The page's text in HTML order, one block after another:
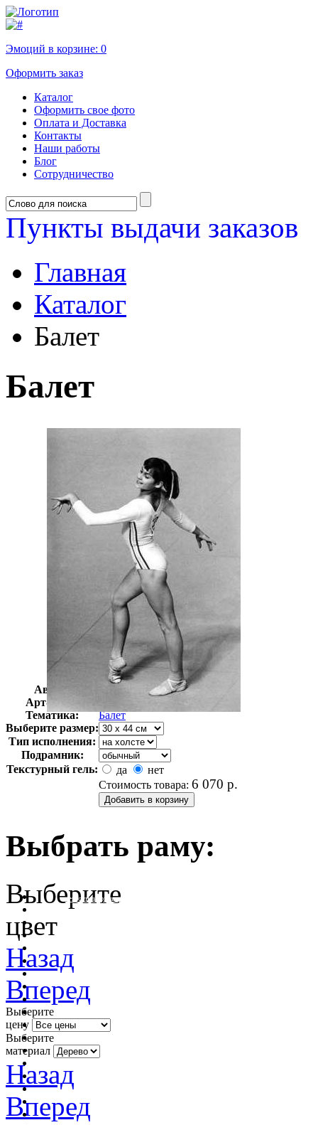
Эмоций в корзине: 0
Оформить заказ
Каталог
Оформить свое фото
Оплата и Доставка
Контакты
Наши работы
Блог
Сотрудничество
Пункты выдачи заказов
Главная
Каталог
Балет
Балет
Автор:
Неизвестно
Арт-стиль
Ретро-Фотографии
Тематика:
Балет
Выберите размер:
Тип исполнения:
Подрамник:
Текстурный гель:
да
нет
Стоимость товара: 6 070 р.
Выбрать раму:
очистить фильтр цвета
Выберите
цвет
Назад
Вперед
Выберите
цену
Выберите
материал
Назад
Вперед